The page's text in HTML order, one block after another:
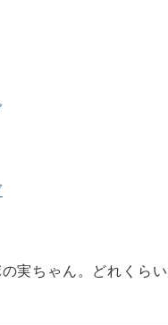
実ちゃん。どれくら
今